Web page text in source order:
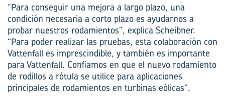
“Para conseguir una mejora a largo plazo, una
condición necesaria a corto plazo es ayudarnos a
probar nuestros rodamientos”, explica Scheibner.
“Para poder realizar las pruebas, esta ­colaboración con
Vattenfall es imprescindible, y también es importante
para Vattenfall. Confiamos en que el nuevo rodamiento
de rodillos a rótula se utilice para aplicaciones
principales de rodamientos en turbinas eólicas”.